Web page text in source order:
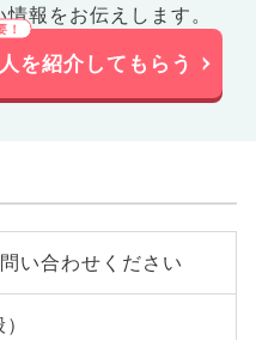
報をお伝えします。
を紹介してもらう
い合わせください